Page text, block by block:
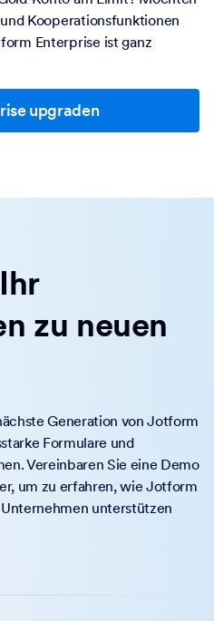
Kooperationsfunktionen
Enterprise ist ganz
upgraden
zu neuen
Generation von Jotform
Formulare und
Vereinbaren Sie eine Demo
um zu erfahren, wie Jotform
unterstützen